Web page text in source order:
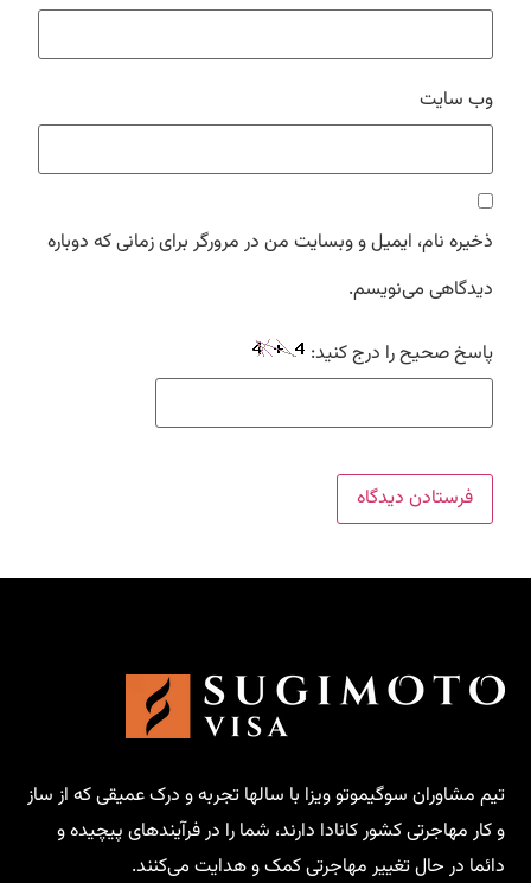
وب‌ سایت
ذخیره نام، ایمیل و وبسایت من در مرورگر برای زمانی که دوباره
دیدگاهی می‌نویسم.
پاسخ صحیح را درج کنید:
تیم مشاوران سوگیموتو ویزا با سالها تجربه و درک عمیقی که از ساز
و کار مهاجرتی کشور کانادا دارند، شما را در فرآیندهای پیچیده و
دائما در حال تغییر مهاجرتی کمک و هدایت می‌کنند.